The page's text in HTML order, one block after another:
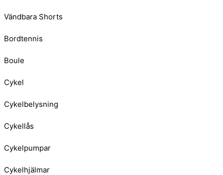
Vändbara Shorts
Bordtennis
Boule
Cykel
Cykelbelysning
Cykellås
Cykelpumpar
Cykelhjälmar